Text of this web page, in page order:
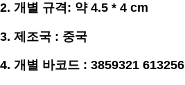
2. 개별 규격: 약 4.5 * 4 cm
3. 제조국 : 중국
4. 개별 바코드 : 3859321 613256